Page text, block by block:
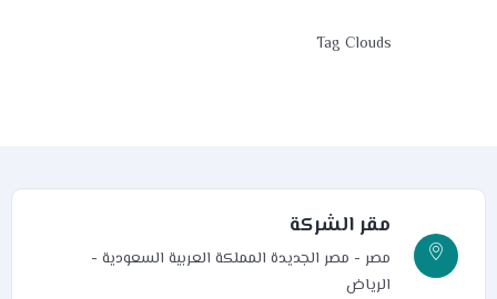
Tag Clouds
مقر الشركة
مصر - مصر الجديدة المملكة العربية السعودية -
الرياض